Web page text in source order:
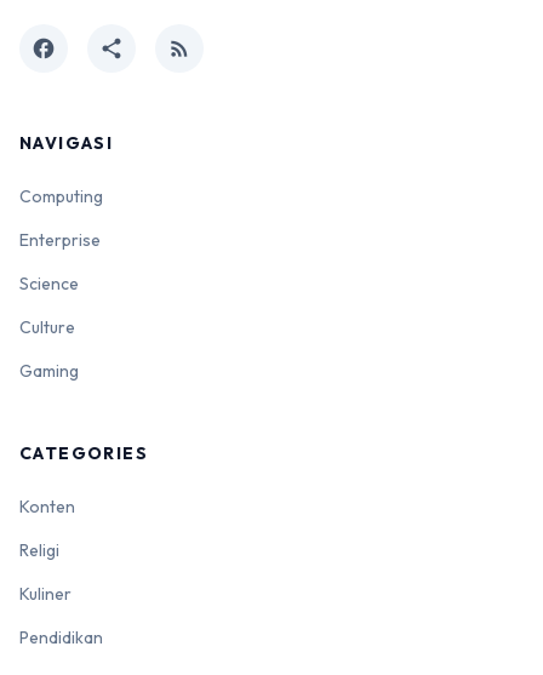
facebook share rss_feed
NAVIGASI
Computing
Enterprise
Science
Culture
Gaming
CATEGORIES
Konten
Religi
Kuliner
Pendidikan